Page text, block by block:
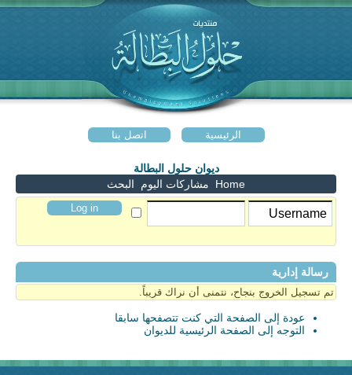
الرئيسية اتصل بنا
ديوان حلول البطالة
Home
مشاركات اليوم البحث
رسالة إدارية
تم تسجيل الخروج بنجاح، نتمنى أن نراك قريباً.
عودة إلى الصفحة التي كنت تتصفحها سابقا
التوجه إلى الصفحة الرئيسية للديوان